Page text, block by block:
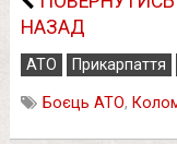
НАЗАД
АТО Прикарпаття
Боєць АТО,